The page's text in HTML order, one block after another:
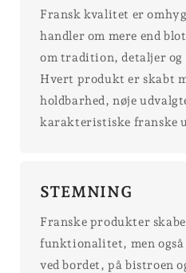
Fransk kvalitet er
handler om mere end
om tradition, detaljer og
Hvert produkt er skabt
holdbarhed, nøje
karakteristiske franske
STEMNING
Franske produkter
funktionalitet, men
ved bordet, på bistroen